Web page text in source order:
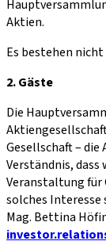
Aktien.
Es bestehen
2. Gäste
Die
Gesellschaft –
Verständnis,
Veranstaltung für
solches Interesse
Mag. Bettina